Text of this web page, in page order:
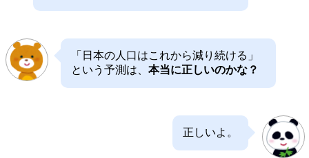
「日本の人口はこれから減り続ける」
という予測は、 本当に正しいのかな？
正しいよ。